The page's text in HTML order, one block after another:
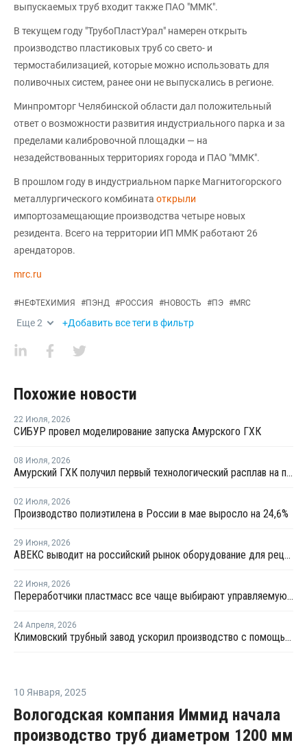
выпускаемых труб входит также ПАО "ММК".
В текущем году "ТрубоПластУрал" намерен открыть
производство пластиковых труб со свето- и
термостабилизацией, которые можно использовать для
поливочных систем, ранее они не выпускались в регионе.
Минпромторг Челябинской области дал положительный
ответ о возможности развития индустриального парка и за
пределами калибровочной площадки — на
незадействованных территориях города и ПАО "ММК".
В прошлом году в индустриальном парке Магнитогорского
металлургического комбината открыли
импортозамещающие производства четыре новых
резидента. Всего на территории ИП ММК работают 26
арендаторов.
mrc.ru
#НЕФТЕХИМИЯ #ПЭНД #РОССИЯ #НОВОСТЬ #ПЭ #MRC
Еще2 +Добавить все теги в фильтр
Похожие новости
22 Июля, 2026
СИБУР провел моделирование запуска Амурского ГХК
08 Июля, 2026
Амурский ГХК получил первый технологический расплав на производстве полиэтилена
02 Июля, 2026
Производство полиэтилена в России в мае выросло на 24,6%
29 Июня, 2026
АВЕКС выводит на российский рынок оборудование для рециклинга Avian Machinery
22 Июня, 2026
Переработчики пластмасс все чаще выбирают управляемую вторичную гранулу
24 Апреля, 2026
Климовский трубный завод ускорил производство с помощью роботов
10 Января, 2025
Вологодская компания Иммид начала
производство труб диаметром 1200 мм